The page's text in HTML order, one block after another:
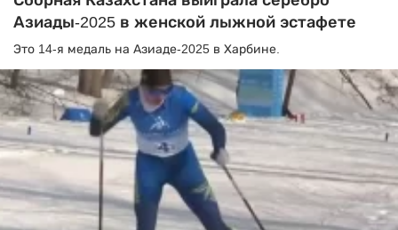
Азиады-2025 в женской лыжной эстафете
Это 14-я медаль на Азиаде-2025 в Харбине.